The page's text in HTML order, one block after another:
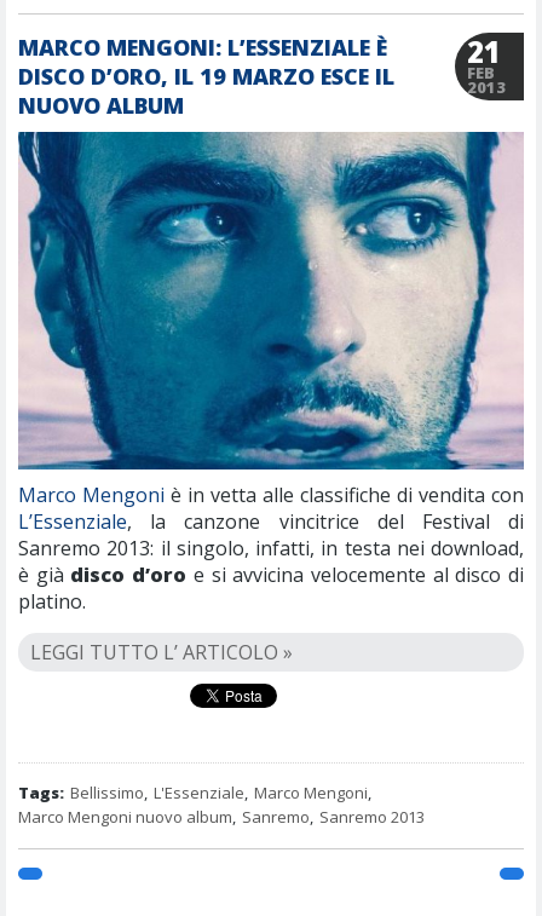
MARCO MENGONI: L’ESSENZIALE È
DISCO D’ORO, IL 19 MARZO ESCE IL
NUOVO ALBUM
21
FEB
2013
Marco Mengoni è in vetta alle classifiche di vendita con
L’Essenziale, la canzone vincitrice del Festival di
Sanremo 2013: il singolo, infatti, in testa nei download,
è già disco d’oro e si avvicina velocemente al disco di
platino.
LEGGI TUTTO L’ ARTICOLO »
Tags: Bellissimo, L'Essenziale, Marco Mengoni,
Marco Mengoni nuovo album, Sanremo, Sanremo 2013